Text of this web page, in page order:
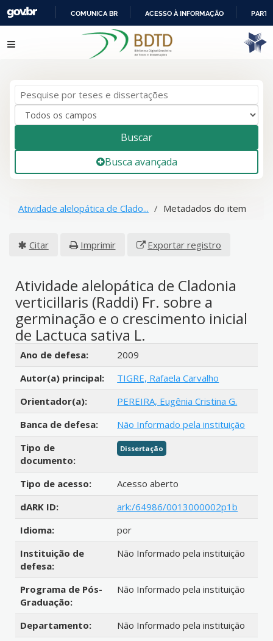
IR
PARA
COMUNICA BR ACESSO À INFORMAÇÃO
Pular para o conteúdo
Buscar
Busca avançada
Atividade alelopática de Clado... Metadados do item
Citar Imprimir Exportar registro
Atividade alelopática de Cladonia
verticillaris (Raddi) Fr. sobre a
germinação e o crescimento inicial
de Lactuca sativa L.
Detalhes bibliográficos
Ano de defesa:
2009
Autor(a) principal:
TIGRE, Rafaela Carvalho
Orientador(a):
PEREIRA, Eugênia Cristina G.
Banca de defesa:
Não Informado pela instituição
Tipo de
documento:
Dissertação
Tipo de acesso:
Acesso aberto
dARK ID:
ark:/64986/0013000002p1b
Idioma:
por
Instituição de
defesa:
Não Informado pela instituição
Programa de Pós-
Graduação:
Não Informado pela instituição
Departamento:
Não Informado pela instituição